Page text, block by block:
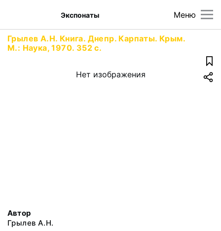
Меню
Экспонаты
Грылев А.Н. Книга. Днепр. Карпаты. Крым.
М.: Наука, 1970. 352 с.
Нет изображения
Автор
Грылев А.Н.